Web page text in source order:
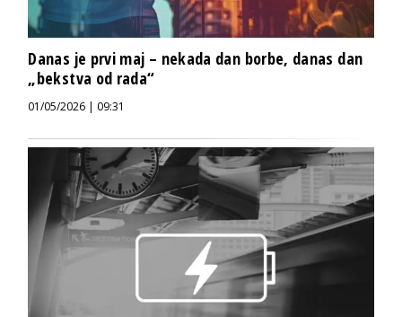
Danas je prvi maj – nekada dan borbe, danas dan
„bekstva od rada“
01/05/2026 | 09:31